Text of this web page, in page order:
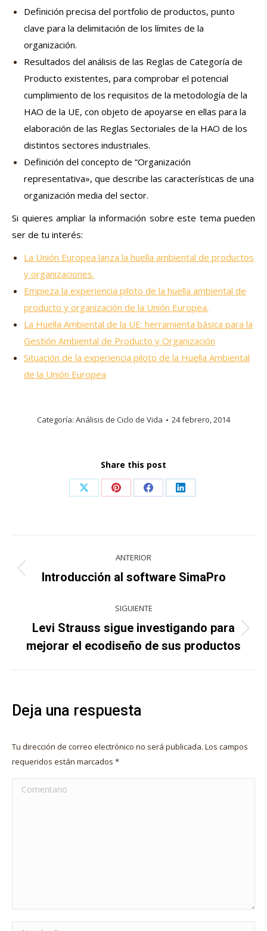
Definición precisa del portfolio de productos, punto
clave para la delimitación de los límites de la
organización.
Resultados del análisis de las Reglas de Categoría de
Producto existentes, para comprobar el potencial
cumplimiento de los requisitos de la metodología de la
HAO de la UE, con objeto de apoyarse en ellas para la
elaboración de las Reglas Sectoriales de la HAO de los
distintos sectores industriales.
Definición del concepto de “Organización
representativa», que describe las características de una
organización media del sector.
Si quieres ampliar la información sobre este tema pueden
ser de tu interés:
La Unión Europea lanza la huella ambiental de productos
y organizaciones.
Empieza la experiencia piloto de la huella ambiental de
producto y organización de la Unión Europea.
La Huella Ambiental de la UE: herramienta básica para la
Gestión Ambiental de Producto y Organización
Situación de la experiencia piloto de la Huella Ambiental
de la Unión Europea
Categoría: Análisis de Ciclo de Vida 24 febrero, 2014
Share this post
Share
X
Share
Pinterest
Share
Facebook
Share
LinkedIn
entre
publicaciones
ANTERIOR
Publicación
Introducción al software SimaPro
SIGUIENTE
Publicación
siguiente:
Levi Strauss sigue investigando para
mejorar el ecodiseño de sus productos
Deja una respuesta
Tu dirección de correo electrónico no será publicada. Los campos
requeridos están marcados *
Comentario